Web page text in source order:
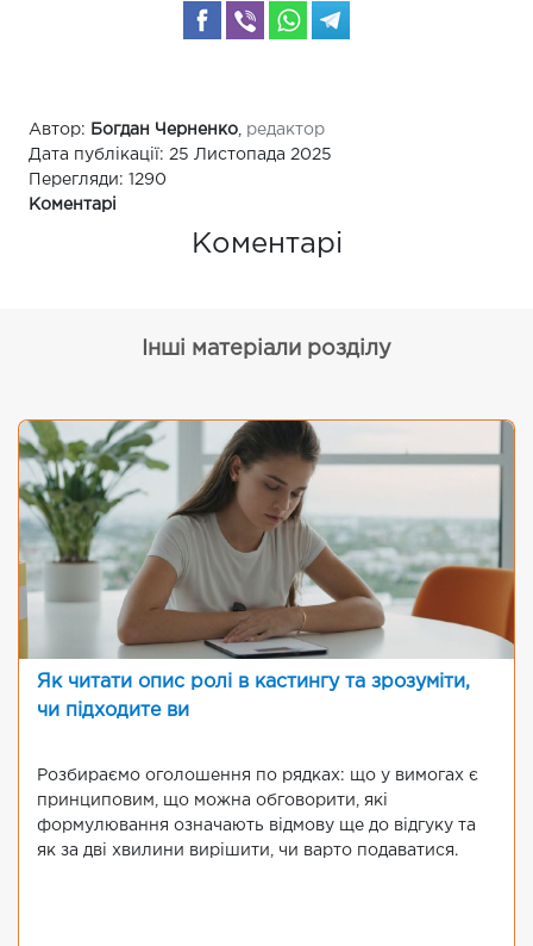
Автор: Богдан Черненко
редактор
Дата публікації: 25 Листопада 2025
Перегляди: 1290
Коментарі
Коментарі
Інші матеріали розділу
Як читати опис ролі в кастингу та зрозуміти,
чи підходите ви
Розбираємо оголошення по рядках: що у вимогах є
принциповим, що можна обговорити, які
формулювання означають відмову ще до відгуку та
як за дві хвилини вирішити, чи варто подаватися.